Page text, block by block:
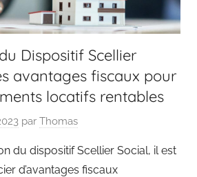
Dispositif Scellier
avantages fiscaux pour
locatifs rentables
par Thomas
du dispositif Scellier Social, il est
d’avantages fiscaux